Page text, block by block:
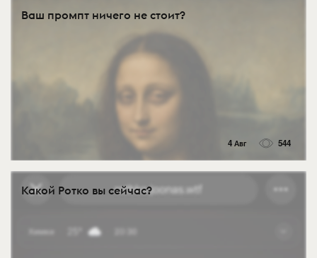
Ваш промпт ничего не стоит?
4 Авг 544
Какой Ротко вы сейчас?